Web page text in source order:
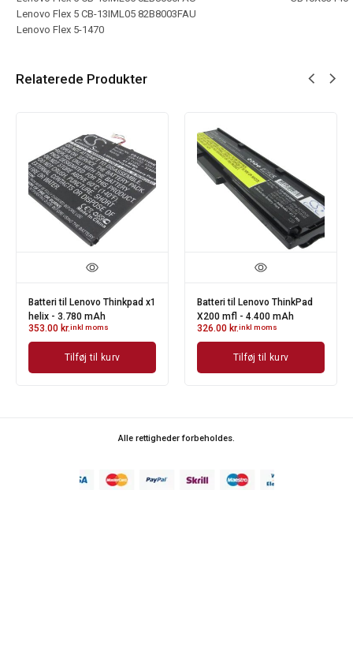
Lenovo Flex 5 CB-13IML05 82B8003FAU
Lenovo Flex 5-1470
Relaterede Produkter
Batteri til Lenovo Thinkpad x1
helix - 3.780 mAh
353.00 kr.inkl moms
Tilføj til kurv
Batteri til Lenovo ThinkPad
X200 mfl - 4.400 mAh
326.00 kr.inkl moms
Tilføj til kurv
Alle rettigheder forbeholdes.